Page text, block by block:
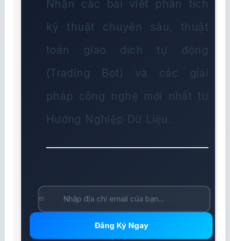
Nhận các bài viết phân tích
kỹ thuật chuyên sâu, thuật
toán giao dịch tự động
(Trading Bot) và các giải
pháp công nghệ mới nhất từ
Hướng Nghiệp Dữ Liệu.
Đăng Ký Ngay